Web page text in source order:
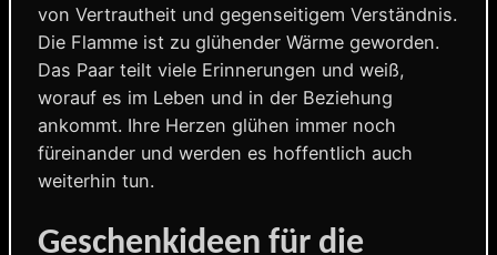
von Vertrautheit und gegenseitigem Verständnis.
Die Flamme ist zu glühender Wärme geworden.
Das Paar teilt viele Erinnerungen und weiß,
worauf es im Leben und in der Beziehung
ankommt. Ihre Herzen glühen immer noch
füreinander und werden es hoffentlich auch
weiterhin tun.
Geschenkideen für die